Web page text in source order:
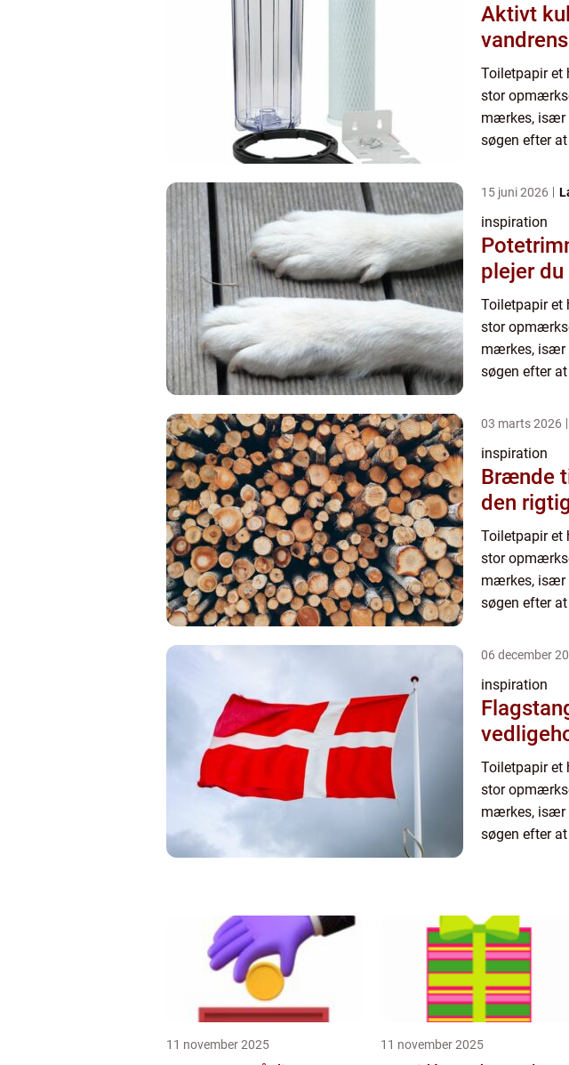
Aktivt
Toiletpapir et
stor
mærkes, især
søgen efter
forstår vi vigti...
15 juni 2026
inspiration
plejer
Toiletpapir et
stor
mærkes, især
søgen efter
forstår vi
03 marts 2026
inspiration
Brænde
den
Toiletpapir et
stor
mærkes, især
søgen efter
forstår vi
06 december
inspiration
Toiletpapir et
stor
mærkes, især
søgen efter
11 november 2025 11 november 2025